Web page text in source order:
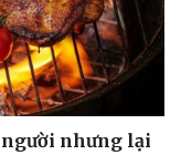
nhưng lại